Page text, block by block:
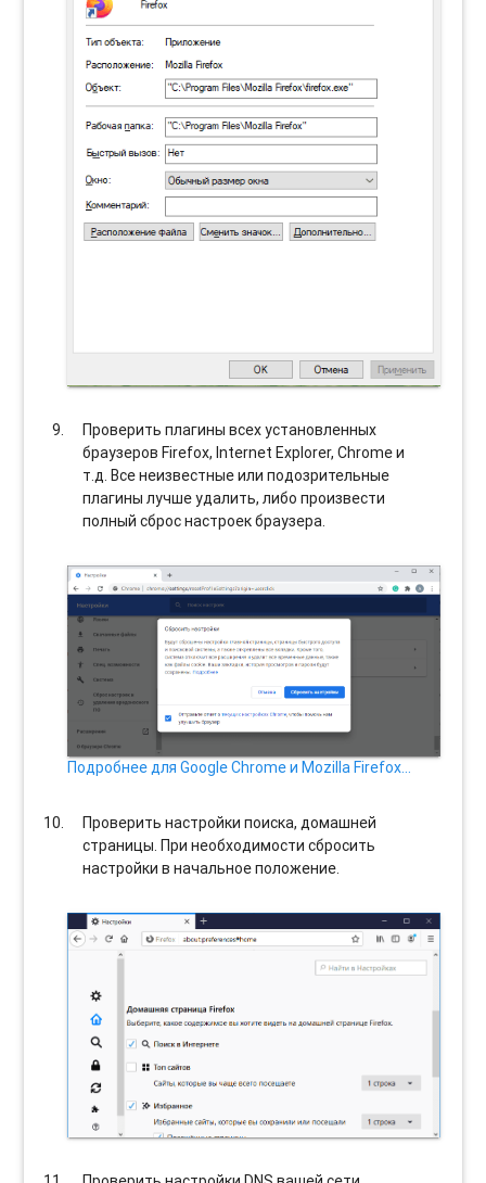
Проверить плагины всех установленных
браузеров Firefox, Internet Explorer, Chrome и
т.д. Все неизвестные или подозрительные
плагины лучше удалить, либо произвести
полный сброс настроек браузера.
Подробнее для Google Chrome и Mozilla Firefox…
Проверить настройки поиска, домашней
страницы. При необходимости сбросить
настройки в начальное положение.